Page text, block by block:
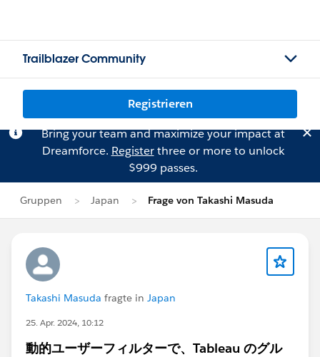
Trailblazer Community
Registrieren
Bring your team and maximize your impact at
Dreamforce. Registerthree or more to unlock
$999 passes.
Gruppen Japan Frage von Takashi Masuda
Takashi Masuda fragte in Japan
25. Apr. 2024, 10:12
動的ユーザーフィルターで、Tableau のグル